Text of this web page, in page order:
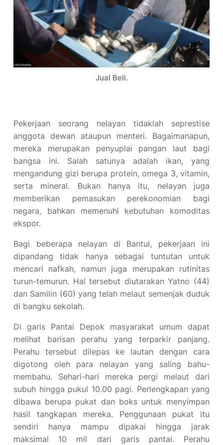
Jual Beli.
Pekerjaan seorang nelayan tidaklah seprestise
anggota dewan ataupun menteri. Bagaimanapun,
mereka merupakan penyuplai pangan laut bagi
bangsa ini. Salah satunya adalah ikan, yang
mengandung gizi berupa protein, omega 3, vitamin,
serta mineral. Bukan hanya itu, nelayan juga
memberikan pemasukan perekonomian bagi
negara, bahkan memenuhi kebutuhan komoditas
ekspor.
Bagi beberapa nelayan di Bantul, pekerjaan ini
dipandang tidak hanya sebagai tuntutan untuk
mencari nafkah, namun juga merupakan rutinitas
turun-temurun. Hal tersebut diutarakan Yatno (44)
dan Samilin (60) yang telah melaut semenjak duduk
di bangku sekolah.
Di garis Pantai Depok masyarakat umum dapat
melihat barisan perahu yang terparkir panjang.
Perahu tersebut dilepas ke lautan dengan cara
digotong oleh para nelayan yang saling bahu-
membahu. Sehari-hari mereka pergi melaut dari
subuh hingga pukul 10.00 pagi. Perlengkapan yang
dibawa berupa pukat dan boks untuk menyimpan
hasil tangkapan mereka. Penggunaan pukat itu
sendiri hanya mampu dipakai hingga jarak
maksimal 10 mil dari garis pantai. Perahu